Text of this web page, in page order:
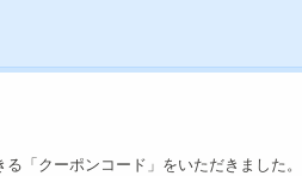
る「クーポンコード」をいただきました。